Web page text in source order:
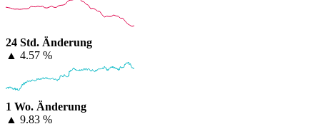
24 Std. Änderung
▲ 4.57 %
1 Wo. Änderung
▲ 9.83 %